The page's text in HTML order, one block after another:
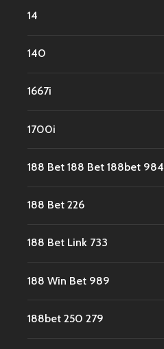
14
140
1667i
1700i
188 Bet 188 Bet 188bet 984
188 Bet 226
188 Bet Link 733
188 Win Bet 989
188bet 250 279